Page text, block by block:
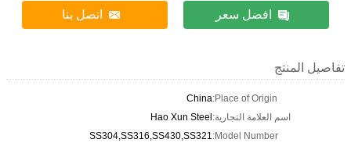
افضل سعر اتصل بنا
تفاصيل المنتج
Place of Origin:
China
اسم العلامة التجارية:Hao Xun Steel
Model Number:
SS304,SS316,SS430,SS321